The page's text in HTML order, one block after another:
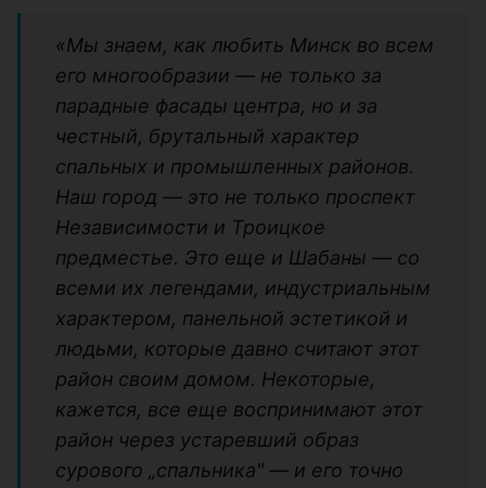
«Мы знаем, как любить Минск во всем
его многообразии — не только за
парадные фасады центра, но и за
честный, брутальный характер
спальных и промышленных районов.
Наш город — это не только проспект
Независимости и Троицкое
предместье. Это еще и Шабаны — со
всеми их легендами, индустриальным
характером, панельной эстетикой и
людьми, которые давно считают этот
район своим домом. Некоторые,
кажется, все еще воспринимают этот
район через устаревший образ
сурового „спальника" — и его точно